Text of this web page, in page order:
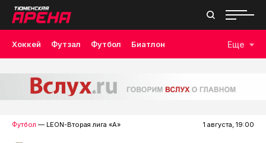
Хоккей Футзал Футбол Биатлон Еще
Футбол — LEON-Вторая лига «А» 1 августа, 19:00